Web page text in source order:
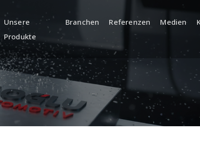
Quality Management
Unsere
Produkte
Branchen Referenzen Medien